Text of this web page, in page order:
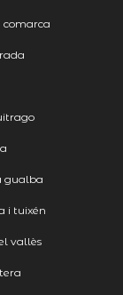
comarca
gualba
i tuixén
vallès